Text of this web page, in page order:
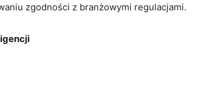
zgodności z branżowymi regulacjami.